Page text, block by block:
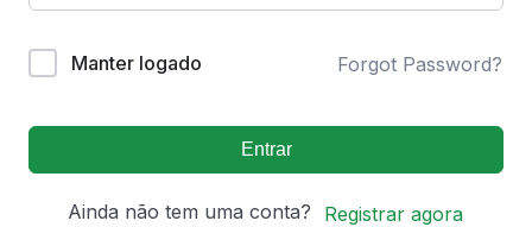
Manter logado Forgot Password?
Entrar
Ainda não tem uma conta? Registrar agora